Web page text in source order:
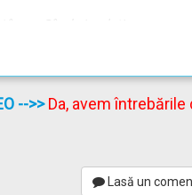
-->>Da, avem întrebările
Lasă un